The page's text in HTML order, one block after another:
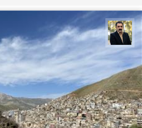
عدنان مرادی